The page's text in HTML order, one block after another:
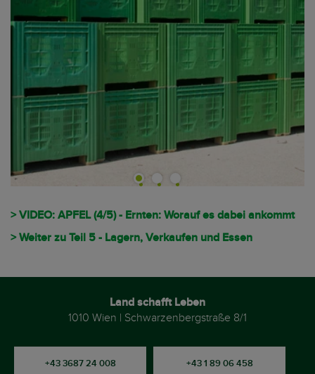
> VIDEO: APFEL (4/5) - Ernten: Worauf es dabei ankommt
> Weiter zu Teil 5 - Lagern, Verkaufen und Essen
Land schafft Leben
1010 Wien | Schwarzenbergstraße 8/1
+43 3687 24 008 +43 1 89 06 458